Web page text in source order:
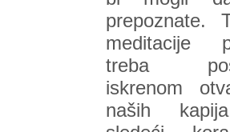
prepoznate.
meditacije
treba
iskrenom
naših